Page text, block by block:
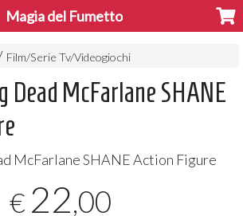
Magia del Fumetto
Film/Serie Tv/Videogiochi
Dead McFarlane SHANE
McFarlaneSHANEAction Figure
€ 22,00